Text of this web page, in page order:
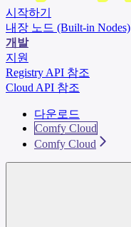
시작하기
내장 노드 (Built-in Nodes)
개발
지원
Registry API 참조
Cloud API 참조
다운로드
Comfy Cloud
Comfy Cloud